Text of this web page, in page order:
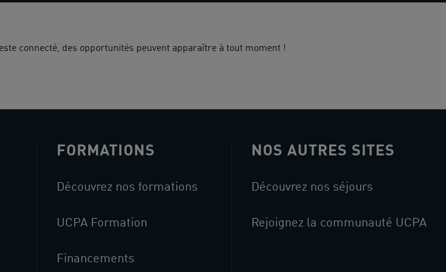
connecté, des opportunités peuvent apparaître à tout moment !
FORMATIONS
Découvrez nos formations
UCPA Formation
Financements
NOS AUTRES SITES
Découvrez nos séjours
Rejoignez la communauté UCPA